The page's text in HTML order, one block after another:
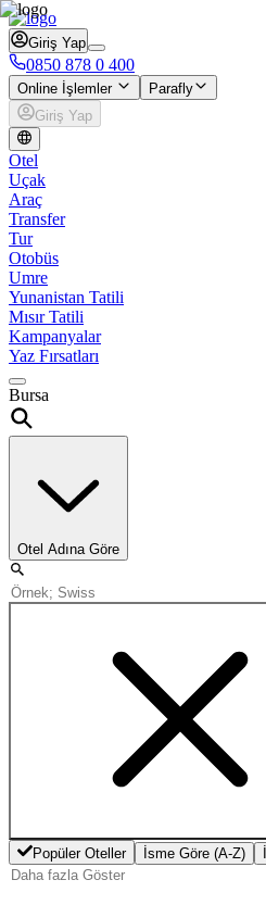
Giriş Yap
0850 878 0 400
Online İşlemler
Parafly
Giriş Yap
Otel
Uçak
Araç
Transfer
Tur
Otobüs
Umre
Yunanistan Tatili
Mısır Tatili
Kampanyalar
Yaz Fırsatları
Bursa
Otel Adına Göre
Popüler Oteller İsme Göre (A-Z)